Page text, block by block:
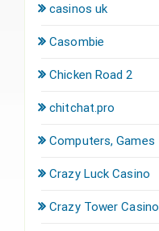
casinos uk
Casombie
Chicken Road 2
chitchat.pro
Computers, Games
Crazy Luck Casino
Crazy Tower Сasino